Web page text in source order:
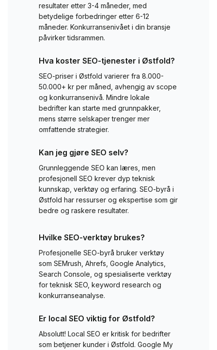
resultater etter 3-4 måneder, med
betydelige forbedringer etter 6-12
måneder. Konkurransenivået i din bransje
påvirker tidsrammen.
Hva koster SEO-tjenester i Østfold?
SEO-priser i Østfold varierer fra 8.000-
50.000+ kr per måned, avhengig av scope
og konkurransenivå. Mindre lokale
bedrifter kan starte med grunnpakker,
mens større selskaper trenger mer
omfattende strategier.
Kan jeg gjøre SEO selv?
Grunnleggende SEO kan læres, men
profesjonell SEO krever dyp teknisk
kunnskap, verktøy og erfaring. SEO-byrå i
Østfold har ressurser og ekspertise som gir
bedre og raskere resultater.
Hvilke SEO-verktøy brukes?
Profesjonelle SEO-byrå bruker verktøy
som SEMrush, Ahrefs, Google Analytics,
Search Console, og spesialiserte verktøy
for teknisk SEO, keyword research og
konkurranseanalyse.
Er local SEO viktig for Østfold?
Absolutt! Local SEO er kritisk for bedrifter
som betjener kunder i Østfold. Google My